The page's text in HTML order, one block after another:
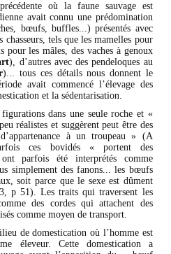
où la faune sauvage est
avait connu une prédomination
bœufs, buffles...) présentés avec
chasseurs, tels que les mamelles pour
pour les mâles, des vaches à genoux
), d’autres avec des pendeloques au
)... tous ces détails nous donnent le
avait commencé l’élevage des
et la sédentarisation.
dans une seule roche et «
réalistes et suggèrent peut être des
à un troupeau » (A
ces bovidés « portent des
parfois été interprétés comme
simplement des fanons... les bœufs
soit parce que le sexe est dûment
p 51). Les traits qui traversent les
des cordes qui attachent des
comme moyen de transport.
de domestication où l’homme est
éleveur. Cette domestication a